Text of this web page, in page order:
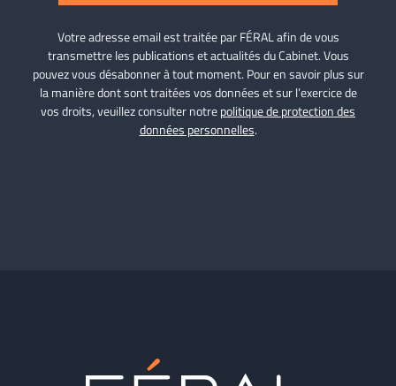
Votre adresse email est traitée par FÉRAL afin de vous
transmettre les publications et actualités du Cabinet. Vous
pouvez vous désabonner à tout moment. Pour en savoir plus sur
la manière dont sont traitées vos données et sur l’exercice de
vos droits, veuillez consulter notrepolitique de protection des
données personnelles.